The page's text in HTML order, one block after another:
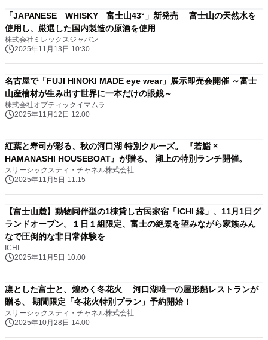
「JAPANESE WHISKY 富士山43°」新発売 富士山の天然水を
使用し、厳選した国内製造の原酒を使用
株式会社ミレックスジャパン
2025年11月13日 10:30
名古屋で「FUJI HINOKI MADE eye wear」展示即売会開催 ～富士
山産檜材が生み出す世界に一本だけの眼鏡～
株式会社オプティックイマムラ
2025年11月12日 12:00
紅葉と寿司が彩る、秋の河口湖 特別クルーズ。 『若鮨 ×
HAMANASHI HOUSEBOAT』が贈る、 湖上の特別ランチ開催。
スリーシックスティ・チャネル株式会社
2025年11月5日 11:15
【富士山麓】動物同伴型の1棟貸し古民家宿「ICHI 縁」、11月1日グ
ランドオープン。１日１組限定、富士の絶景を望みながら家族みん
なで圧倒的な非日常体験を
ICHI
2025年11月5日 10:00
凛とした富士と、煌めく冬花火 河口湖唯一の屋形船レストランが
贈る、 期間限定「冬花火特別プラン」予約開始！
スリーシックスティ・チャネル株式会社
2025年10月28日 14:00